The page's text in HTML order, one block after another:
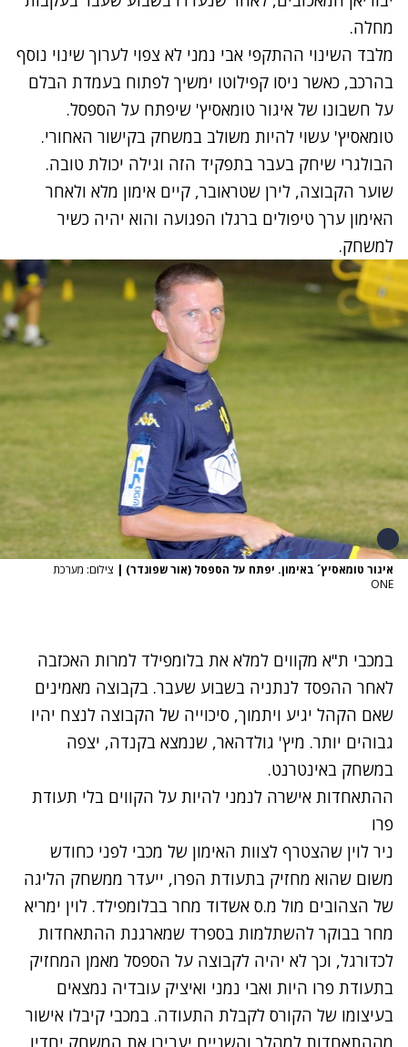
מחלה.
מלבד השינוי ההתקפי אבי נמני לא צפוי לערוך שינוי נוסף
בהרכב, כאשר ניסו קפילוטו ימשיך לפתוח בעמדת הבלם
על חשבונו של איגור טומאסיץ' שיפתח על הספסל.
טומאסיץ' עשוי להיות משולב במשחק בקישור האחורי.
הבולגרי שיחק בעבר בתפקיד הזה וגילה יכולת טובה.
שוער הקבוצה, לירן שטראובר, קיים אימון מלא ולאחר
האימון ערך טיפולים ברגלו הפגועה והוא יהיה כשיר
למשחק.
איגור טומאסיץ´ באימון. יפתח על הספסל (אור שפונדר) | צילום: מערכת
ONE
במכבי ת"א מקווים למלא את בלומפילד למרות האכזבה
לאחר ההפסד לנתניה בשבוע שעבר. בקבוצה מאמינים
שאם הקהל יגיע ויתמוך, סיכוייה של הקבוצה לנצח יהיו
גבוהים יותר. מיץ' גולדהאר, שנמצא בקנדה, יצפה
במשחק באינטרנט.
ההתאחדות אישרה לנמני להיות על הקווים בלי תעודת
פרו
ניר לוין שהצטרף לצוות האימון של מכבי לפני כחודש
משום שהוא מחזיק בתעודת הפרו, ייעדר ממשחק הליגה
של הצהובים מול מ.ס אשדוד מחר בבלומפילד. לוין ימריא
מחר בבוקר להשתלמות בספרד שמארגנת ההתאחדות
לכדורגל, וכך לא יהיה לקבוצה על הספסל מאמן המחזיק
בתעודת פרו היות ואבי נמני ואיציק עובדיה נמצאים
בעיצומו של הקורס לקבלת התעודה. במכבי קיבלו אישור
מההתאחדות למהלך והשניים יעבירו את המשחק יחדיו.